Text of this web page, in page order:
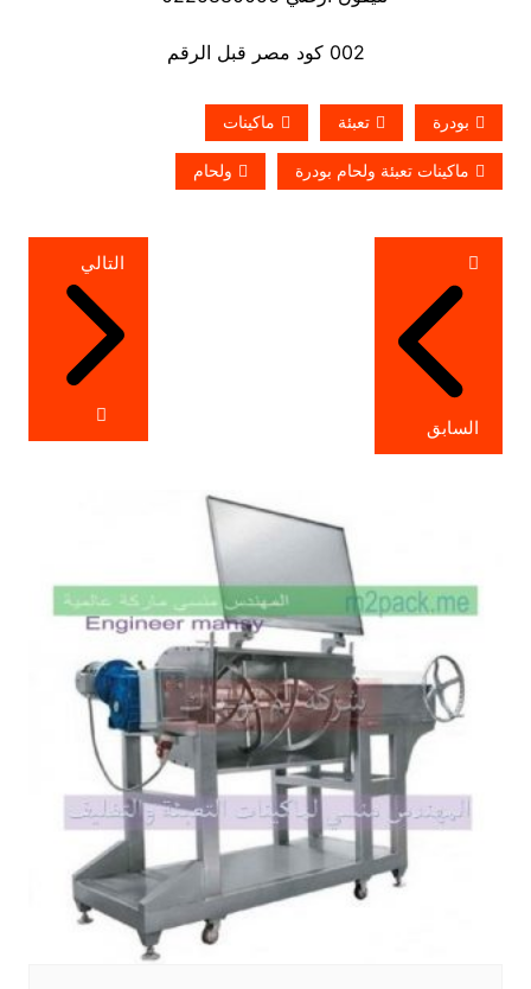
002 كود مصر قبل الرقم
بودرة تعبئة ماكينات
ماكينات تعبئة ولحام بودرة ولحام
تصفّح
المقالات
السابق
التالي